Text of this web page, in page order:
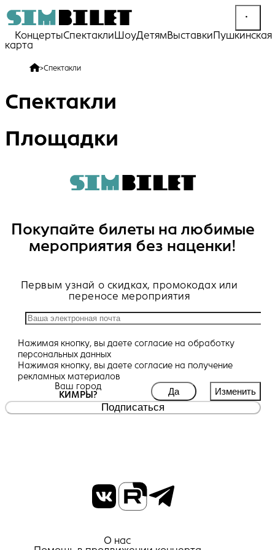
КонцертыСпектакли ШоуДетямВыставкиПушкинская
карта
>Спектакли
Спектакли
Площадки
Покупайте билеты на любимые
мероприятия без наценки!
Первым узнай о скидках, промокодах или
переносе мероприятия
Нажимая кнопку, вы даете согласие на обработку
персональных данных
Нажимая кнопку, вы даете согласие на получение
рекламных материалов
Ваш город
КИМРЫ?
Да Изменить
Подписаться
О нас